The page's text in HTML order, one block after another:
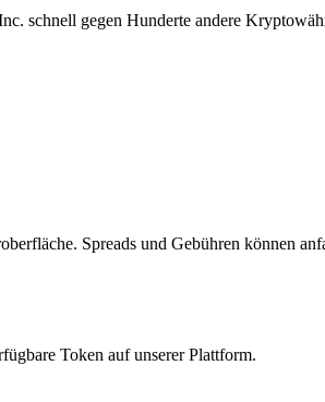
schnell gegen Hunderte andere
Spreads und Gebühren können
Token auf unserer Plattform.